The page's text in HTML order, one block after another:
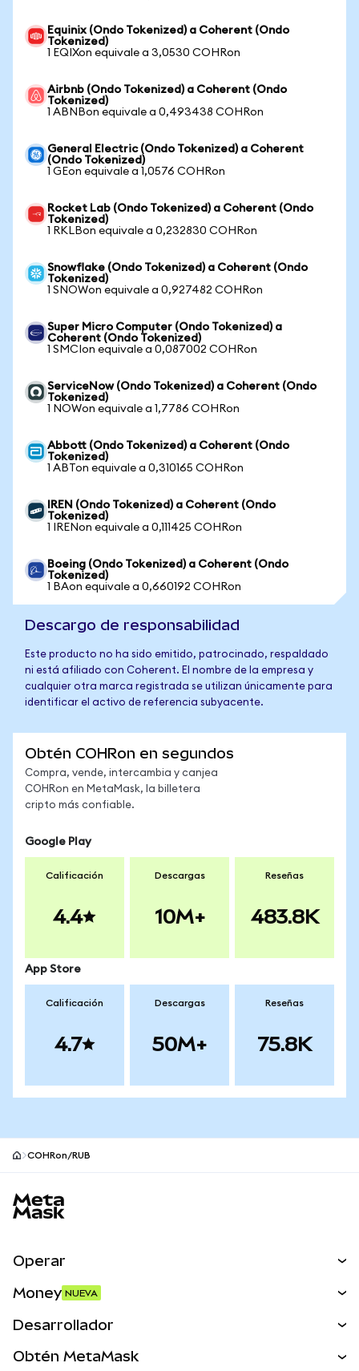
Equinix (Ondo Tokenized) a Coherent (Ondo
Tokenized)
1 EQIXon equivale a 3,0530 COHRon
Airbnb (Ondo Tokenized) a Coherent (Ondo
Tokenized)
1 ABNBon equivale a 0,493438 COHRon
General Electric (Ondo Tokenized) a Coherent
(Ondo Tokenized)
1 GEon equivale a 1,0576 COHRon
Rocket Lab (Ondo Tokenized) a Coherent (Ondo
Tokenized)
1 RKLBon equivale a 0,232830 COHRon
Snowflake (Ondo Tokenized) a Coherent (Ondo
Tokenized)
1 SNOWon equivale a 0,927482 COHRon
Super Micro Computer (Ondo Tokenized) a
Coherent (Ondo Tokenized)
1 SMCIon equivale a 0,087002 COHRon
ServiceNow (Ondo Tokenized) a Coherent (Ondo
Tokenized)
1 NOWon equivale a 1,7786 COHRon
Abbott (Ondo Tokenized) a Coherent (Ondo
Tokenized)
1 ABTon equivale a 0,310165 COHRon
IREN (Ondo Tokenized) a Coherent (Ondo
Tokenized)
1 IRENon equivale a 0,111425 COHRon
Boeing (Ondo Tokenized) a Coherent (Ondo
Tokenized)
1 BAon equivale a 0,660192 COHRon
Descargo de responsabilidad
Este producto no ha sido emitido, patrocinado, respaldado
ni está afiliado con Coherent. El nombre de la empresa y
cualquier otra marca registrada se utilizan únicamente para
identificar el activo de referencia subyacente.
Obtén COHRon en segundos
Compra, vende, intercambia y canjea
COHRon en MetaMask, la billetera
cripto más confiable.
Google Play
Calificación
4.4
Descargas
10M+
Reseñas
483.8K
App Store
Calificación
4.7
Descargas
50M+
Reseñas
75.8K
COHRon/RUB
Operar
Activos del mundo real
Money NUEVA
Desarrollador
Obtén MetaMask